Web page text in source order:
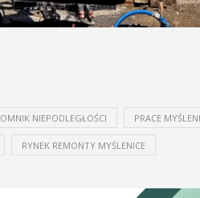
NIEPODLEGŁOŚCI PRACE
RYNEK REMONTY MYŚLENICE